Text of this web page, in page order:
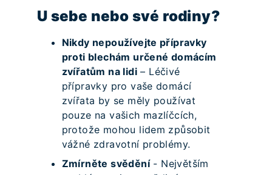
U sebe nebo své rodiny?
Nikdy nepoužívejte přípravky
proti blechám určené domácím
zvířatům na lidi– Léčivé
přípravky pro vaše domácí
zvířata by se měly používat
pouze na vašich mazlíčcích,
protože mohou lidem způsobit
vážné zdravotní problémy.
Zmírněte svědění- Největším